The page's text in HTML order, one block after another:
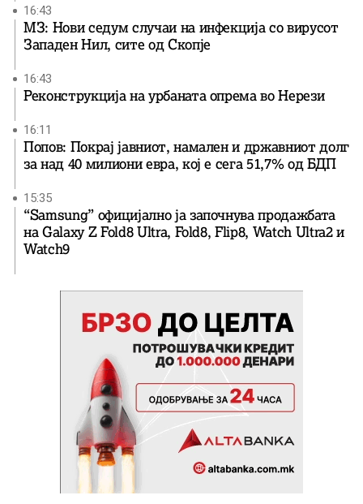
16:43
МЗ: Нови седум случаи на инфекција со вирусот
Западен Нил, сите од Скопје
16:43
Реконструкција на урбаната опрема во Нерези
16:11
Попов: Покрај јавниот, намален и државниот долг
за над 40 милиони евра, кој e сега 51,7% од БДП
15:35
“Samsung” официјално ја започнува продажбата
на Galaxy Z Fold8 Ultra, Fold8, Flip8, Watch Ultra2 и
Watch9